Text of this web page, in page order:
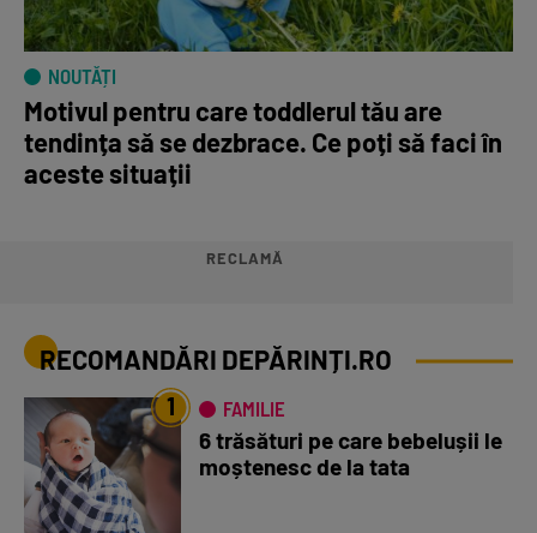
NOUTĂȚI
Motivul pentru care toddlerul tău are
tendința să se dezbrace. Ce poți să faci în
aceste situații
RECLAMĂ
RECOMANDĂRI DEPĂRINȚI.RO
1 FAMILIE
6 trăsături pe care bebelușii le
moștenesc de la tata